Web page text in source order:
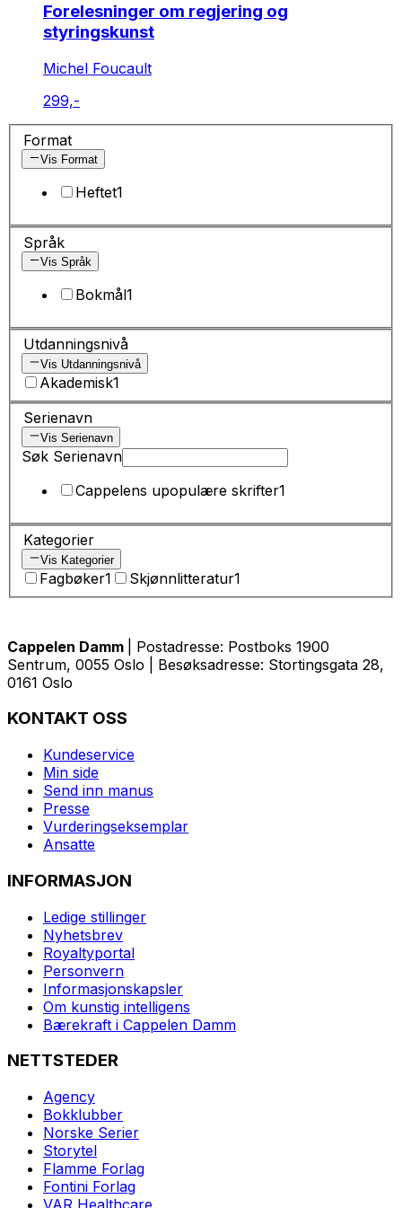
Forelesninger om regjering og
styringskunst
Michel Foucault
299,-
Format
Vis Format
Heftet1
Språk
Vis Språk
Bokmål1
Utdanningsnivå
Vis Utdanningsnivå
Akademisk1
Serienavn
Vis Serienavn
Søk Serienavn
Cappelens upopulære skrifter1
Kategorier
Vis Kategorier
Fagbøker1 Skjønnlitteratur1
Cappelen Damm
| Postadresse: Postboks 1900
Sentrum, 0055 Oslo | Besøksadresse: Stortingsgata 28,
0161 Oslo
KONTAKT OSS
Kundeservice
Min side
Send inn manus
Presse
Vurderingseksemplar
Ansatte
INFORMASJON
Ledige stillinger
Nyhetsbrev
Royaltyportal
Personvern
Informasjonskapsler
Om kunstig intelligens
Bærekraft i Cappelen Damm
NETTSTEDER
Agency
Bokklubber
Norske Serier
Storytel
Flamme Forlag
Fontini Forlag
VAR Healthcare